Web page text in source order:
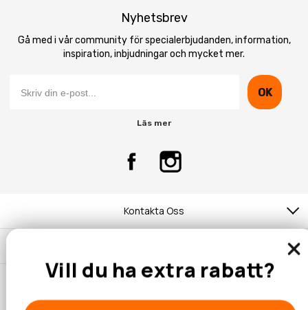
Nyhetsbrev
Gå med i vår community för specialerbjudanden, information,
inspiration, inbjudningar och mycket mer.
OK
Läs mer
Kontakta Oss
Vill du ha extra rabatt?